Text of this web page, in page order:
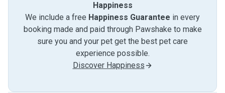
Happiness
We include a free Happiness Guarantee in every
booking made and paid through Pawshake to make
sure you and your pet get the best pet care
experience possible.
Discover Happiness